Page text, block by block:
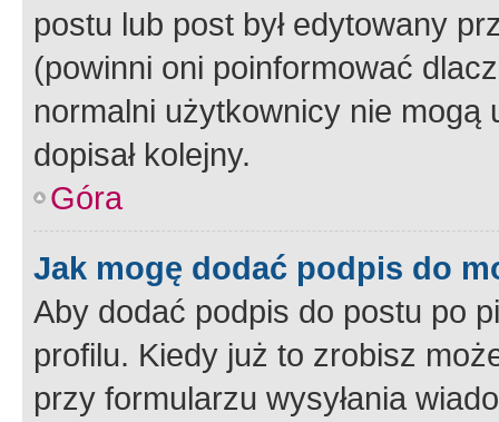
postu lub post był edytowany
(powinni oni poinformować
normalni użytkownicy nie
dopisał kolejny.
Góra
Jak mogę dodać podpis do
Aby dodać podpis do postu po
profilu. Kiedy już to zrobisz
przy formularzu wysyłania